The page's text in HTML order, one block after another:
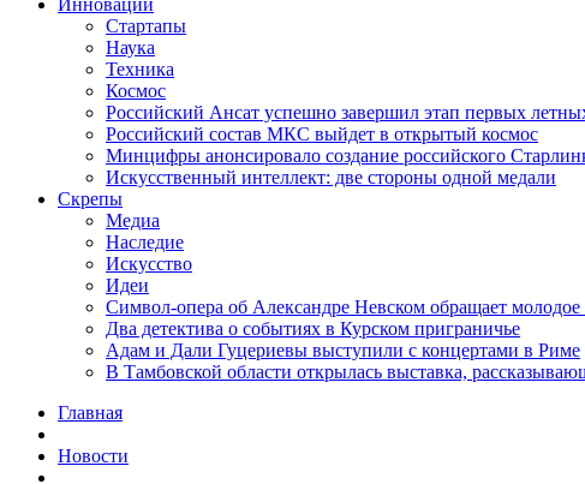
Инновации
Стартапы
Наука
Техника
Космос
Российский Ансат успешно завершил этап первых
Российский состав МКС выйдет в открытый космос
Минцифры анонсировало создание российского
Искусственный интеллект: две стороны одной медали
Скрепы
Медиа
Наследие
Искусство
Идеи
Символ-опера об Александре Невском обращает
Два детектива о событиях в Курском приграничье
Адам и Дали Гуцериевы выступили с концертами в Риме
В Тамбовской области открылась выставка,
Главная
Новости